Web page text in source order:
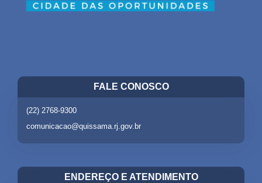
FALE CONOSCO
(22) 2768-9300
comunicacao@quissama.rj.gov.br
ENDEREÇO E ATENDIMENTO